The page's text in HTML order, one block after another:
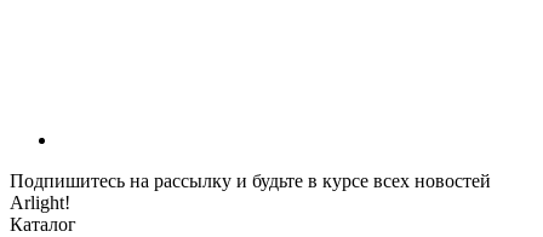
Подпишитесь на рассылку и будьте в курсе всех новостей
Arlight!
Каталог